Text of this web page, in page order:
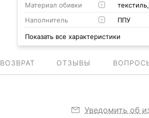
Материал обивки
?
Наполнитель
? ППУ
Показать все характеристики
ВОЗВРАТ ОТЗЫВЫ
Уведомить об